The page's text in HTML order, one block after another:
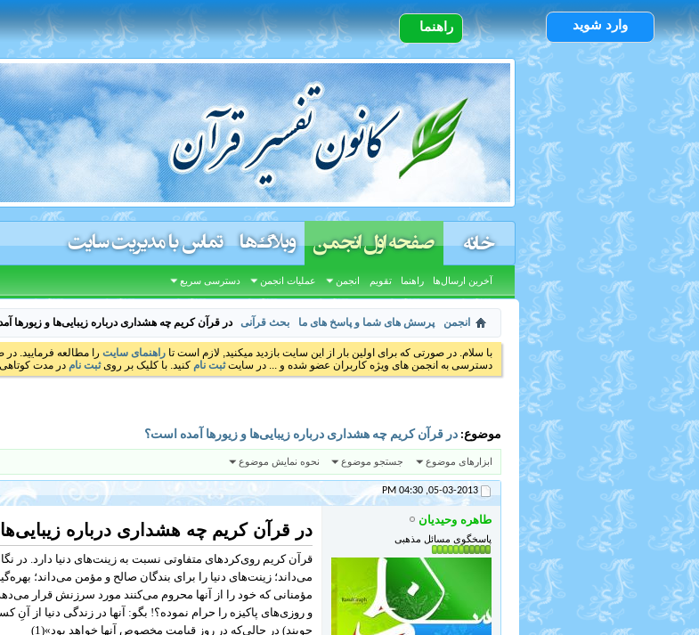
راهنما وارد شوید
خانه صفحه اول انجمن
آخرین ارسال‌ها راهنما تقویم انجمن عملیات انجمن دسترسی سریع
وبلاگ‌ها تماس با مدیریت سایت
انجمن پرسش های شما و پاسخ های ما بحث قرآنی در قرآن کریم چه هشداری درباره زیبایى‏‌ها و زیورها
با سلام. در صورتی که برای اولین بار از این سایت بازدید میکنید, لازم است تا راهنمای سایت را مطالعه فرمایید.
دسترسی به انجمن های ویژه کاربران عضو شده و ... در سایتثبت نام کنید. با کلیک بر رویثبت نام در مدت
موضوع: در قرآن کریم چه هشداری درباره زیبایى‏‌ها و زیورها آمده است؟
ابزارهای موضوع جستجو موضوع نحوه نمایش موضوع
05-03-2013,
04:30 PM
طاهره وحیدیان
پاسخگوی مسائل مذهبی در قرآن کریم چه هشداری درباره
قرآن کریم روی‌کردهای متفاوتی نسبت به زینت‌های دنیا دارد. در
می‌داند؛ زینت‌های دنیا را برای بندگان صالح و مؤمن می‌داند؛
مؤمنانی که خود را از آنها محروم می‌کنند مورد سرزنش قرار
و روزى‌‏هاى پاکیزه را حرام نموده؟! بگو: آنها در زندگى دنیا از
جویند) در حالى‌که در روز قیامت مخصوص آنها خواهد بود»(1)